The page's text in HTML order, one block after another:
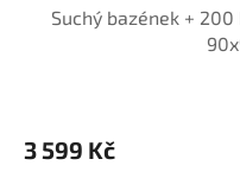
Suchý bazének +
3 599 Kč